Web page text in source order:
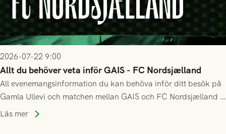
2026-07-22 9:00
Allt du behöver veta inför GAIS - FC Nordsjælland
All evenemangsinformation du kan behöva inför ditt besök på
Gamla Ullevi och matchen mellan GAIS och FC Nordsjælland i
kvalet till Conference League! Avspark kl 19.00 på torsdag
Läs mer